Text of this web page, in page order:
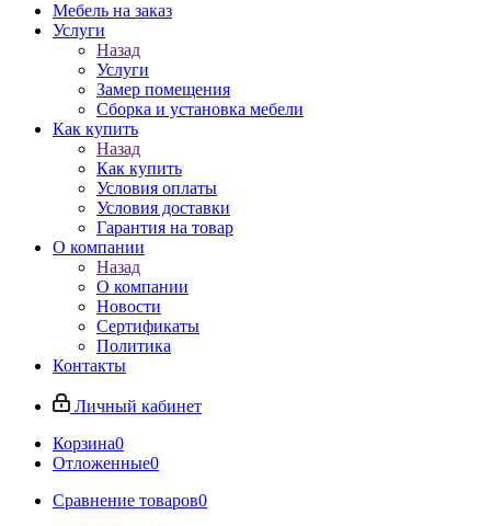
Мебель на заказ
Услуги
Назад
Услуги
Замер помещения
Сборка и установка мебели
Как купить
Назад
Как купить
Условия оплаты
Условия доставки
Гарантия на товар
О компании
Назад
О компании
Новости
Сертификаты
Политика
Контакты
Личный кабинет
Корзина0
Отложенные0
Сравнение товаров0